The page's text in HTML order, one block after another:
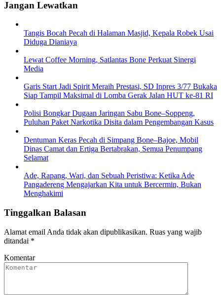
Jangan Lewatkan
Tangis Bocah Pecah di Halaman Masjid, Kepala Robek Usai
Diduga Dianiaya
Lewat Coffee Morning, Satlantas Bone Perkuat Sinergi
Media
Garis Start Jadi Spirit Meraih Prestasi, SD Inpres 3/77 Bukaka
Siap Tampil Maksimal di Lomba Gerak Jalan HUT ke-81 RI
Polisi Bongkar Dugaan Jaringan Sabu Bone–Soppeng,
Puluhan Paket Narkotika Disita dalam Pengembangan Kasus
Dentuman Keras Pecah di Simpang Bone–Bajoe, Mobil
Dinas Camat dan Ertiga Bertabrakan, Semua Penumpang
Selamat
Ade, Rapang, Wari, dan Sebuah Peristiwa: Ketika Ade
Pangadereng Mengajarkan Kita untuk Bercermin, Bukan
Menghakimi
Tinggalkan Balasan
Alamat email Anda tidak akan dipublikasikan. Ruas yang wajib
ditandai *
Komentar